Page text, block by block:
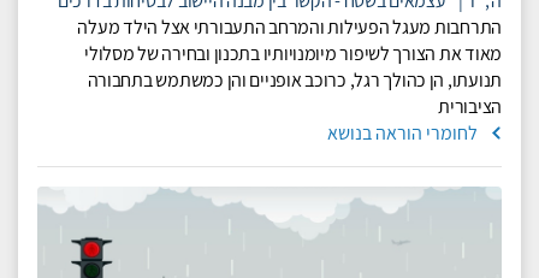
התרחבות מעגל הפעילות והמרחב התעבורתי אצל הילד מעלה
מאוד את הצורך לשיפור מיומנויותיו בתכנון ובחירה של מסלולי
תנועתו, הן כהולך רגל, כרוכב אופניים והן כמשתמש בתחבורה
הציבורית
לחומרי הוראה בנושא